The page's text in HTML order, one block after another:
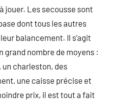
jouer. Les secousse sont
dont tous les autres
balancement. Il s’agit
grand nombre de moyens :
charleston, des
une caisse précise et
prix, il est tout a fait